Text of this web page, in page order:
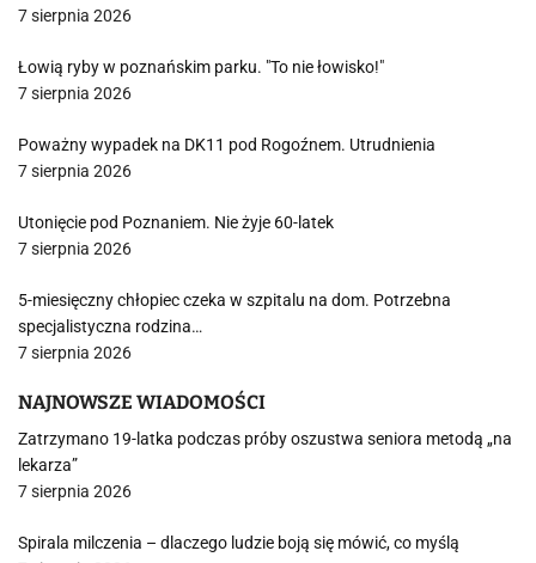
7 sierpnia 2026
Łowią ryby w poznańskim parku. "To nie łowisko!"
7 sierpnia 2026
Poważny wypadek na DK11 pod Rogoźnem. Utrudnienia
7 sierpnia 2026
Utonięcie pod Poznaniem. Nie żyje 60-latek
7 sierpnia 2026
5-miesięczny chłopiec czeka w szpitalu na dom. Potrzebna
specjalistyczna rodzina…
7 sierpnia 2026
NAJNOWSZE WIADOMOŚCI
Zatrzymano 19-latka podczas próby oszustwa seniora metodą „na
lekarza”
7 sierpnia 2026
Spirala milczenia – dlaczego ludzie boją się mówić, co myślą